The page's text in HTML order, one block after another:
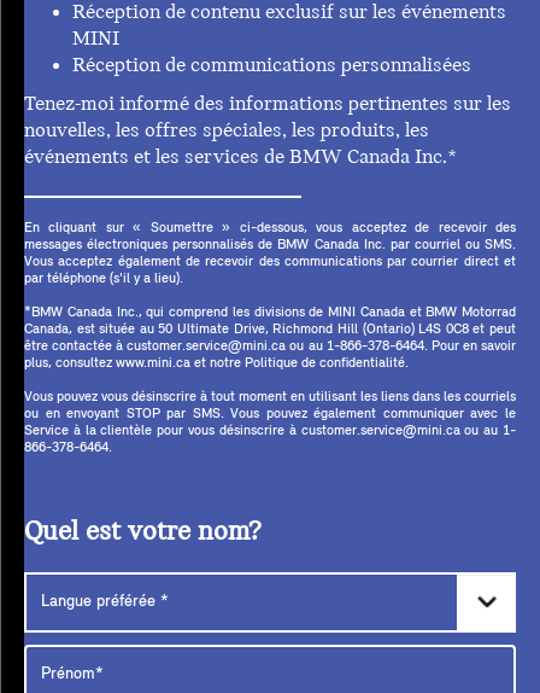
Réception de contenu exclusif sur les événements
MINI
Réception de communications personnalisées
Tenez-moi informé des informations pertinentes sur les
nouvelles, les offres spéciales, les produits, les
événements et les services de BMW Canada Inc.*
En cliquant sur « Soumettre » ci-dessous, vous acceptez de recevoir des
messages électroniques personnalisés de BMW Canada Inc. par courriel ou SMS.
Vous acceptez également de recevoir des communications par courrier direct et
par téléphone (s'il y a lieu).
*BMW Canada Inc., qui comprend les divisions de MINI Canada et BMW Motorrad
Canada, est située au 50 Ultimate Drive, Richmond Hill (Ontario) L4S 0C8 et peut
être contactée à customer.service@mini.ca ou au 1-866-378-6464. Pour en savoir
plus, consultez www.mini.ca et notre Politique de confidentialité.
Vous pouvez vous désinscrire à tout moment en utilisant les liens dans les courriels
ou en envoyant STOP par SMS. Vous pouvez également communiquer avec le
Service à la clientèle pour vous désinscrire à customer.service@mini.ca ou au 1-
866-378-6464.
Quel est votre nom?